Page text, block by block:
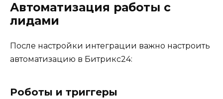
Автоматизация работы с
лидами
После настройки интеграции важно настроить
автоматизацию в Битрикс24:
Роботы и триггеры